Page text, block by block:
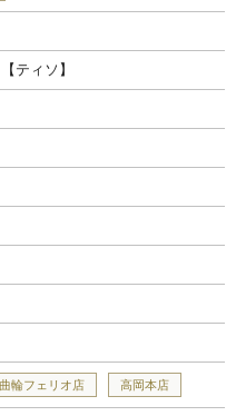
ティソ】
輪フェリオ店 高岡本店